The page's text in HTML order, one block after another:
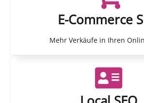
E-Commerce
Mehr Verkäufe in Ihren